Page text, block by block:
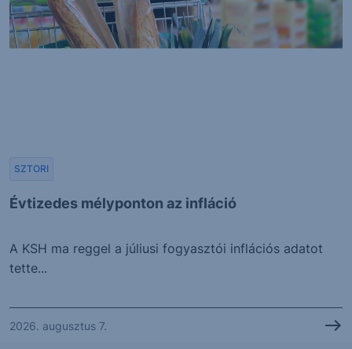
Évtizedes mélyponton az infláció
SZTORI
A KSH ma reggel a júliusi fogyasztói inflációs adatot
tette...
2026. augusztus 7.